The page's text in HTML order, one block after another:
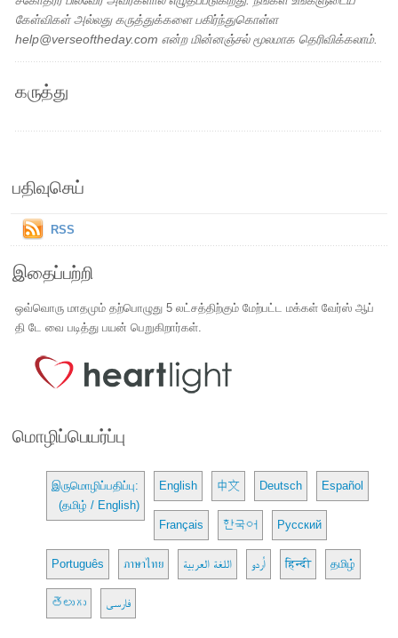
கேள்விகள் அல்லது கருத்துக்களை பகிர்ந்துகொள்ள
help@verseoftheday.com என்ற மின்னஞ்சல் மூலமாக தெரிவிக்கலாம்.
கருத்து
பதிவுசெய்
RSS
இதைப்பற்றி
ஒவ்வொரு மாதமும் தற்பொழுது 5 லட்சத்திற்கும் மேற்பட்ட மக்கள் வேர்ஸ் ஆப்
தி டே வை படித்து பயன் பெறுகிறார்கள்.
மொழிப்பெயர்ப்பு
இருமொழிப்பதிப்பு:
(தமிழ் / English)
English 中文 Deutsch Español
Français 한국어 Русский
Português ภาษาไทย اللغة العربية اُردو हिन्दी தமிழ்
తెలుగు فارسی